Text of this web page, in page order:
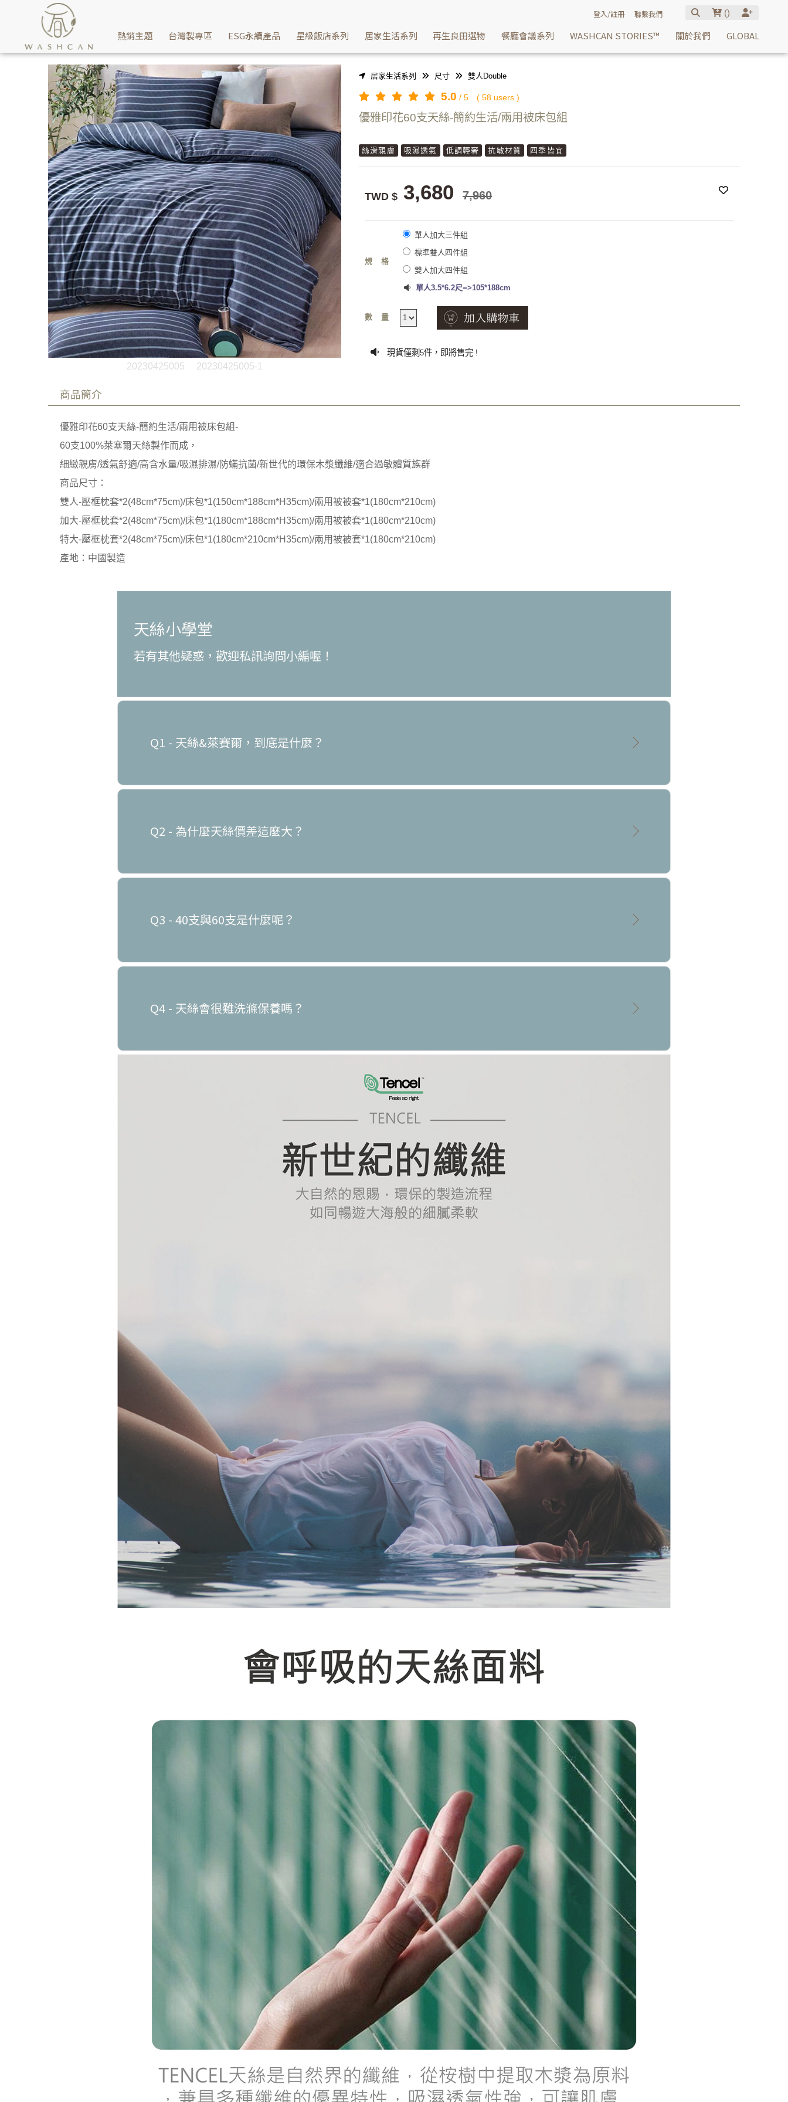
Washcan瓦士肯寢具推薦60支天絲兩用被床包組-簡約生活給您，讓您睡過天絲床包就回不去其他材質 | Washcan瓦士肯
登入/註冊 聯繫我們 ()
熱銷主題 台灣製專區 ESG永續產品 星級飯店系列 居家生活系列 再生良田選物 餐廳會議系列 WASHCAN STORIES™ 關於我們 GLOBAL
20230425005 20230425005-1
居家生活系列 尺寸 雙人Double
5.0 / 5 ( 58 users )
優雅印花60支天絲-簡約生活/兩用被床包組
絲滑親膚 吸濕透氣 低調輕奢 抗敏材質 四季皆宜
TWD $ 3,680 7,960
規格
單人加大三件組
標準雙人四件組
雙人加大四件組
單人3.5*6.2尺=>105*188cm
數量
現貨僅剩 5件，即將售完 !
商品簡介
優雅印花60支天絲-簡約生活/兩用被床包組-
60支100%萊塞爾天絲製作而成，
細緻親膚/透氣舒適/高含水量/吸濕排濕/防蟎抗菌/新世代的環保木漿纖維/適合過敏體質族群
商品尺寸：
雙人-壓框枕套*2(48cm*75cm)/床包*1(150cm*188cm*H35cm)/兩用被被套*1(180cm*210cm)
加大-壓框枕套*2(48cm*75cm)/床包*1(180cm*188cm*H35cm)/兩用被被套*1(180cm*210cm)
特大-壓框枕套*2(48cm*75cm)/床包*1(180cm*210cm*H35cm)/兩用被被套*1(180cm*210cm)
產地：中國製造
天絲小學堂
若有其他疑惑，歡迎私訊詢問小編喔！
Q1 - 天絲&萊賽爾，到底是什麼？
Q2 - 為什麼天絲價差這麼大？
Q3 - 40支與60支是什麼呢？
Q4 - 天絲會很難洗滌保養嗎？